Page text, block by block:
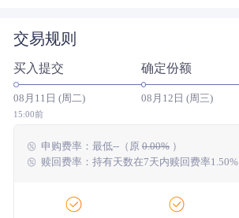
近三年
近五年 23.17% 11.32%
今年以来
成立以来 75.00%
交易规则
买入提交
08月11日 (周二)
15:00前
确定份额
08月12日 (周三)
申购费率： 最低--（原 0.00%）
赎回费率：持有天数在7天内赎回费率1.50%